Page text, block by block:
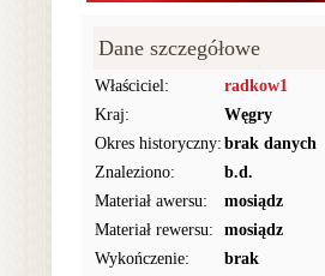
Dane szczegółowe
Właściciel:
radkow1
Kraj:
Węgry
Okres historyczny: brak danych
Znaleziono:
b.d.
Materiał awersu:
mosiądz
Materiał rewersu:
mosiądz
Wykończenie:
brak